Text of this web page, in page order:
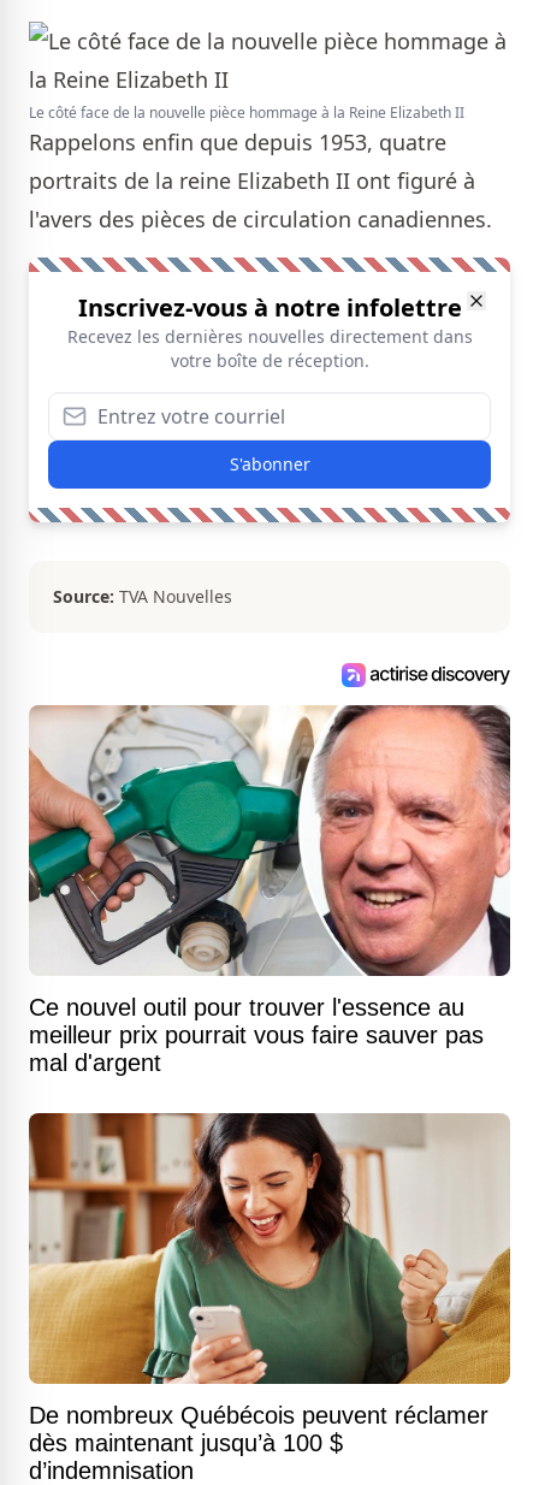
Le côté face de la nouvelle pièce hommage à la Reine Elizabeth II
Rappelons enfin que depuis 1953, quatre
portraits de la reine Elizabeth II ont figuré à
l'avers des pièces de circulation canadiennes.
Inscrivez-vous à notre infolettre
Recevez les dernières nouvelles directement dans
votre boîte de réception.
S'abonner
Source: TVA Nouvelles
Ce nouvel outil pour trouver l'essence au
meilleur prix pourrait vous faire sauver pas
mal d'argent
De nombreux Québécois peuvent réclamer
dès maintenant jusqu’à 100 $
d’indemnisation